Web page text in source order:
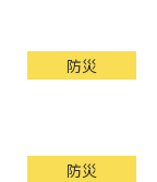
防災
防災